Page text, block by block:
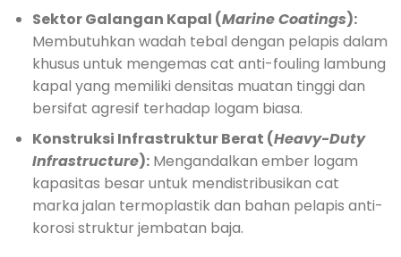
Sektor Galangan Kapal (Marine Coatings):
Membutuhkan wadah tebal dengan pelapis dalam
khusus untuk mengemas cat anti-fouling lambung
kapal yang memiliki densitas muatan tinggi dan
bersifat agresif terhadap logam biasa.
Konstruksi Infrastruktur Berat (Heavy-Duty
Infrastructure):Mengandalkan ember logam
kapasitas besar untuk mendistribusikan cat
marka jalan termoplastik dan bahan pelapis anti-
korosi struktur jembatan baja.